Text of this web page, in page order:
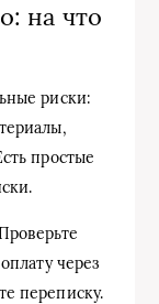
на что
риски:
простые
через
переписку.